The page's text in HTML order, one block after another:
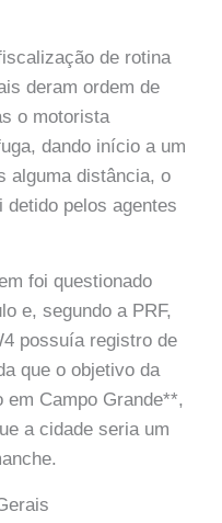
de rotina
deram ordem de
o motorista
dando início a um
alguma distância, o
pelos agentes
foi questionado
e, segundo a PRF,
possuía registro de
que o objetivo da
Campo Grande**,
a cidade seria um